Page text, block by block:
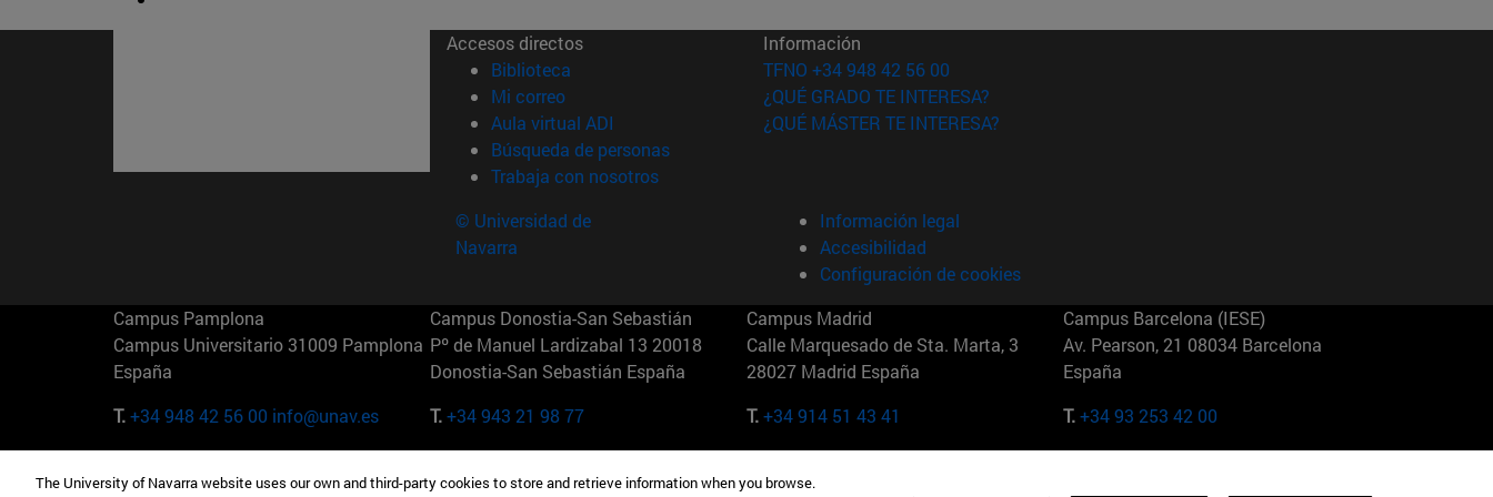
Accesos directos
Biblioteca (abre en nueva ventana)
Mi correo(abre en nueva ventana)
Aula virtual ADI (abre en nueva ventana)
Búsqueda de personas(abre en nueva ventana)
Trabaja con nosotros(abre en nueva ventana)
Información
TFNO +34 948 42 56 00
¿QUÉ GRADO TE INTERESA?
¿QUÉ MÁSTER TE INTERESA?
© Universidad de
Navarra
Información legal
Accesibilidad
Configuración de cookies
Campus Pamplona
Campus Universitario 31009 Pamplona
España
T.+34 948 42 56 00 info@unav.es
Campus Donostia-San Sebastián
Pº de Manuel Lardizabal 13 20018
Donostia-San Sebastián España
T.+34 943 21 98 77
Campus Madrid
Calle Marquesado de Sta. Marta, 3
28027 Madrid España
T.+34 914 51 43 41
Campus Barcelona (IESE)
Av. Pearson, 21 08034 Barcelona
España
T.+34 93 253 42 00
Camino del Cerro Águila 3 28023
165 W 57th St 10019-2201 Nueva York Maria-Theresia-Straße 15 81675
The University of Navarra website uses our own and third-party cookies to store and retrieve information when you browse.